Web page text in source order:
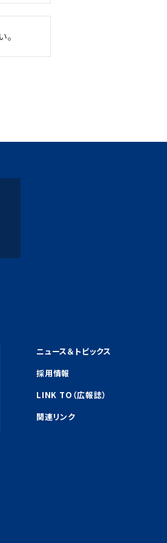
ニュース＆トピックス
採用情報
LINK TO（広報誌）
関連リンク